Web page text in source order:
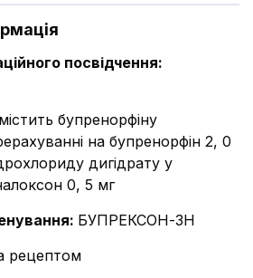
посвідчення:
бупренорфіну
на бупренорфін 2, 0
дигідрату у
0, 5 мг
: БУПРЕКСОН-ЗН
рецептом